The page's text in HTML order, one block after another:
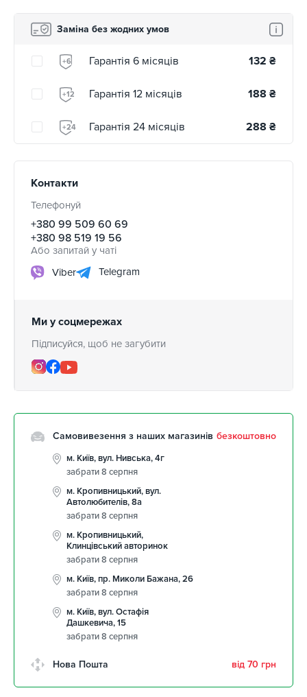
Заміна без жодних умов
+6 Гарантія 6 місяців 132 ₴
+12 Гарантія 12 місяців 188 ₴
+24 Гарантія 24 місяців 288 ₴
Контакти
Телефонуй
+380 99 509 60 69
+380 98 519 19 56
Або запитай у чаті
Viber
Telegram
Ми у соцмережах
Підписуйся, щоб не загубити
Самовивезення з наших магазинів безкоштовно
м. Київ, вул. Нивська, 4г
забрати 8 серпня
м. Кропивницький, вул.
Автолюбителів, 8а
забрати 8 серпня
м. Кропивницький,
Клинцівський авторинок
забрати 8 серпня
м. Київ, пр. Миколи Бажана, 26
забрати 8 серпня
м. Київ, вул. Остафія
Дашкевича, 15
забрати 8 серпня
Нова Пошта від 70 грн